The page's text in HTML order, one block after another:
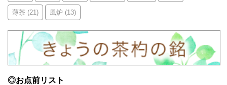
薄茶 (21) 風炉 (13)
◎お点前リスト